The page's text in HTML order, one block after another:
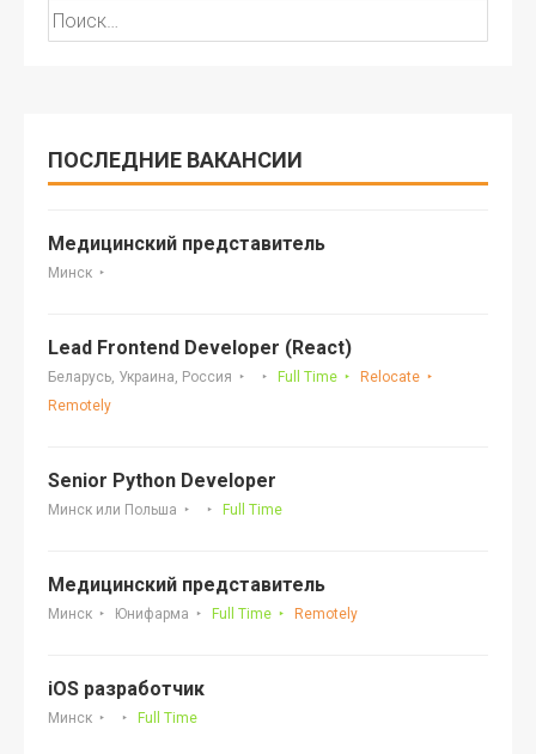
Найти:
ПОСЛЕДНИЕ ВАКАНСИИ
Медицинский представитель
Минск
Lead Frontend Developer (React)
Беларусь, Украина, Россия Full Time
Relocate
Remotely
Senior Python Developer
Минск или Польша Full Time
Медицинский представитель
Минск Юнифарма Full Time Remotely
iOS разработчик
Минск Full Time